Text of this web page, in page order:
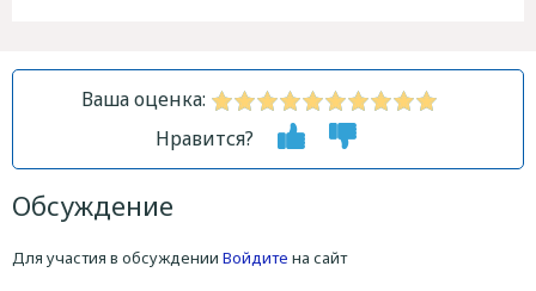
Ваша оценка:
Нравится?
Обсуждение
Для участия в обсуждении Войдите на сайт